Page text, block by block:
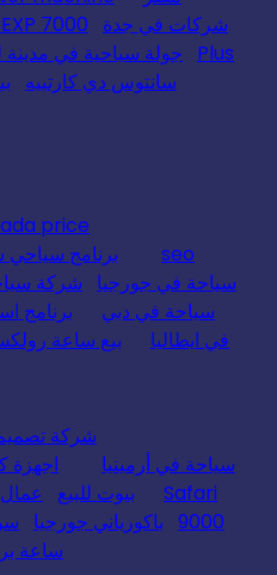
شركات في جدة
7000
Plus
جولة سياحية في مدينة
سانتوس دي كارتييه
price
seo
برنامج
سياحة في جورجيا
شركة
سياحة في دبي
برنامج
في ايطاليا
بيع ساعة
شركة تصميم
سياحة في أرمينيا
اجهزة
Safari
بيوت للبيع
9000 باكورياني جورجيا
ساعة